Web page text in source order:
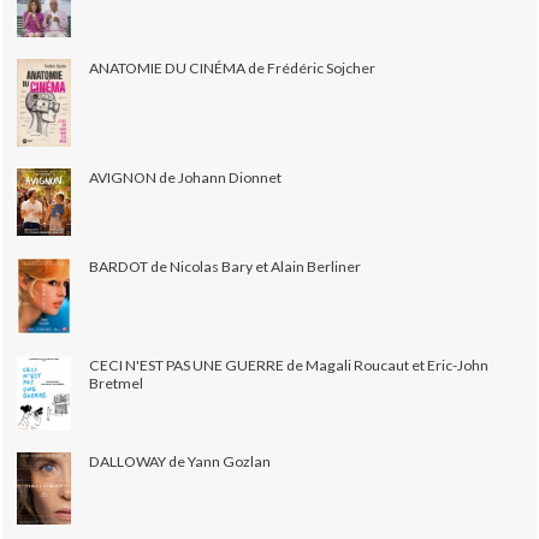
ANATOMIE DU CINÉMA de Frédéric Sojcher
AVIGNON de Johann Dionnet
BARDOT de Nicolas Bary et Alain Berliner
CECI N'EST PAS UNE GUERRE de Magali Roucaut et Eric-John
Bretmel
DALLOWAY de Yann Gozlan